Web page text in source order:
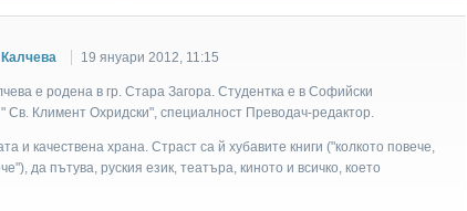
19 януари 2012, 11:15
е родена в гр. Стара Загора. Студентка е в Софийски
Св. Климент Охридски", специалност Преводач-редактор.
и качествена храна. Страст са й хубавите книги ("колкото повече,
да пътува, руския език, театъра, киното и всичко, което